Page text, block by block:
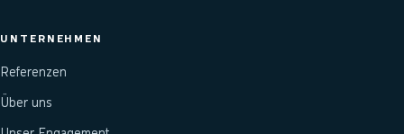
UNTERNEHMEN
Referenzen
Über uns